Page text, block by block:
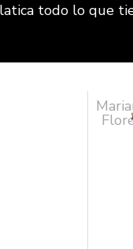
todo lo que